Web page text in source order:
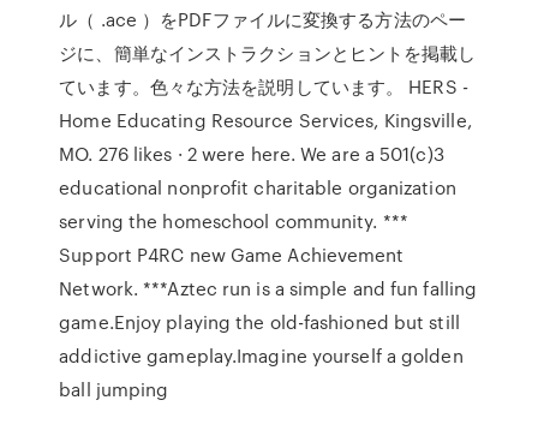
ル（ .ace ）をPDFファイルに変換する方法のペー
ジに、簡単なインストラクションとヒントを掲載し
ています。色々な方法を説明しています。 HERS -
Home Educating Resource Services, Kingsville,
MO. 276 likes · 2 were here. We are a 501(c)3
educational nonprofit charitable organization
serving the homeschool community. ***
Support P4RC new Game Achievement
Network. ***Aztec run is a simple and fun falling
game.Enjoy playing the old-fashioned but still
addictive gameplay.Imagine yourself a golden
ball jumping